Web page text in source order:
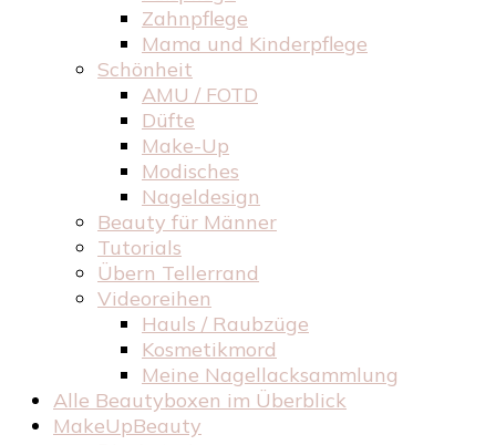
Zahnpflege
Mama und Kinderpflege
Schönheit
AMU / FOTD
Düfte
Make-Up
Modisches
Nageldesign
Beauty für Männer
Tutorials
Übern Tellerrand
Videoreihen
Hauls / Raubzüge
Kosmetikmord
Meine Nagellacksammlung
Alle Beautyboxen im Überblick
MakeUpBeauty